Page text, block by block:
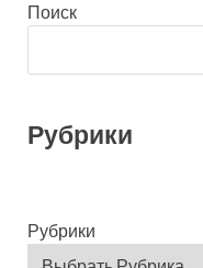
Поиск
Рубрики
Рубрики